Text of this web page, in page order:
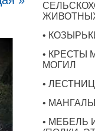
•
• КРЕСТЫ
МОГИЛ
•
•
• МЕБЕЛЬ